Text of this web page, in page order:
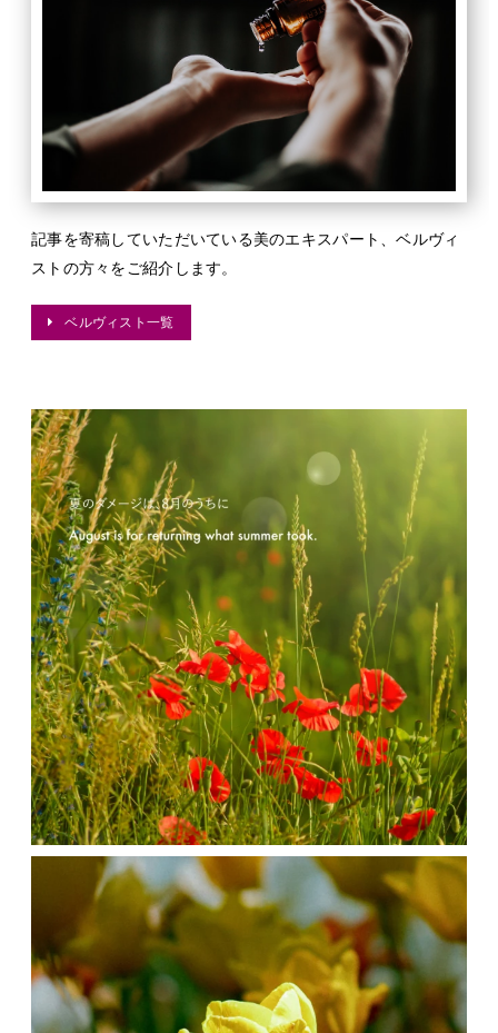
記事を寄稿していただいている美のエキスパート、ベルヴィ
ストの方々をご紹介します。
ベルヴィスト一覧